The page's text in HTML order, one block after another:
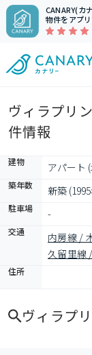
CANARY(カ
物件をアプ
ヴィラプリ
件情報
建物 アパート
築年数 新築
駐車場 -
交通 内房線 /
久留里線
住所
ヴィラプ